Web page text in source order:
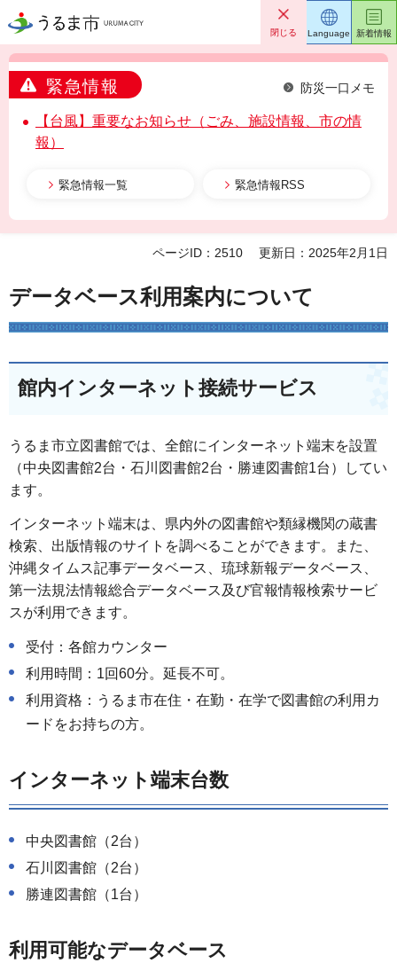
うるま市 閉じる
緊急情報 防災一口メモ
【台風】重要なお知らせ（ごみ、施設情報、市の情
報）
緊急情報一覧 緊急情報RSS
Language 新着情報
ページID：2510 更新日：2025年2月1日
データベース利用案内について
館内インターネット接続サービス
うるま市立図書館では、全館にインターネット端末を設置
（中央図書館2台・石川図書館2台・勝連図書館1台）してい
ます。
インターネット端末は、県内外の図書館や類縁機関の蔵書
検索、出版情報のサイトを調べることができます。また、
沖縄タイムス記事データベース、琉球新報データベース、
第一法規法情報総合データベース及び官報情報検索サービ
スが利用できます。
受付：各館カウンター
利用時間：1回60分。延長不可。
利用資格：うるま市在住・在勤・在学で図書館の利用カ
ードをお持ちの方。
インターネット端末台数
中央図書館（2台）
石川図書館（2台）
勝連図書館（1台）
利用可能なデータベース